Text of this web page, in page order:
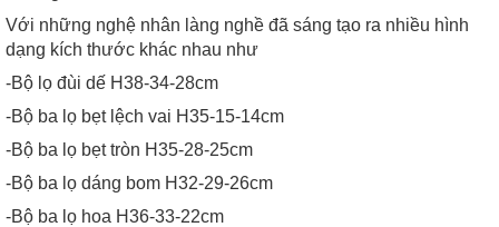
Với những nghệ nhân làng nghề đã sáng tạo ra nhiều hình
dạng kích thước khác nhau như
-Bộ lọ đùi dế H38-34-28cm
-Bộ ba lọ bẹt lệch vai H35-15-14cm
-Bộ ba lọ bẹt tròn H35-28-25cm
-Bộ ba lọ dáng bom H32-29-26cm
-Bộ ba lọ hoa H36-33-22cm